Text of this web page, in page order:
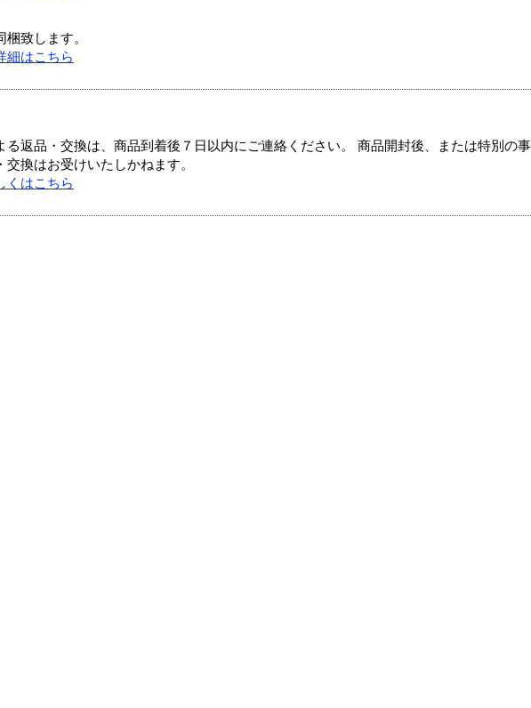
致します。
細はこちら
る返品・交換は、商品到着後７日以内にご連絡ください。 商品開封後、または特別の
換はお受けいたしかねます。
くはこちら